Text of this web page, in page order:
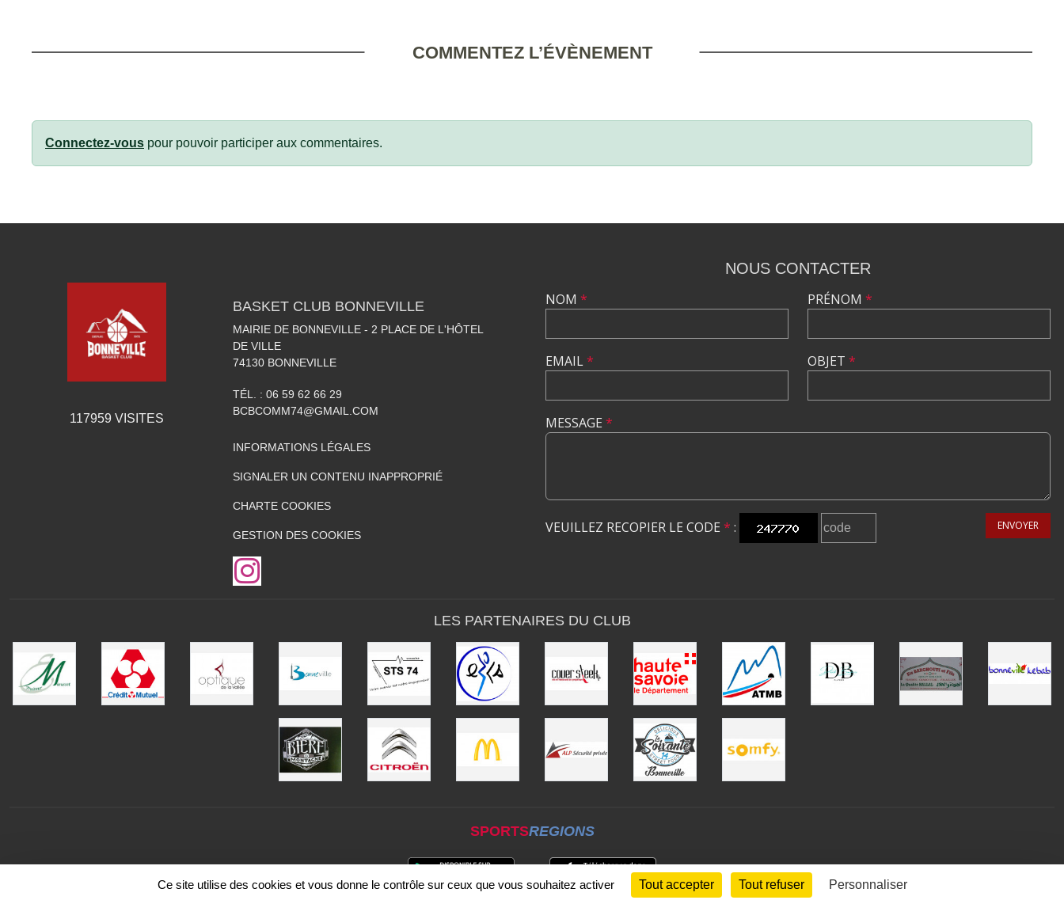
COMMENTEZ L’ÉVÈNEMENT
Connectez-vous pour pouvoir participer aux commentaires.
117959 VISITES
BASKET CLUB BONNEVILLE
MAIRIE DE BONNEVILLE - 2 PLACE DE L'HÔTEL
DE VILLE
74130 BONNEVILLE
TÉL. : 06 59 62 66 29
BCBCOMM74@GMAIL.COM
INFORMATIONS LÉGALES
SIGNALER UN CONTENU INAPPROPRIÉ
CHARTE COOKIES
GESTION DES COOKIES
NOUS CONTACTER
NOM *
EMAIL*
PRÉNOM *
OBJET *
MESSAGE *
VEUILLEZ RECOPIER LE CODE * : ENVOYER
LES PARTENAIRES DU CLUB
SPORTSREGIONS
Ce site utilise des cookies et vous donne le contrôle sur ceux que vous souhaitez activer Tout accepter Tout refuser Personnaliser